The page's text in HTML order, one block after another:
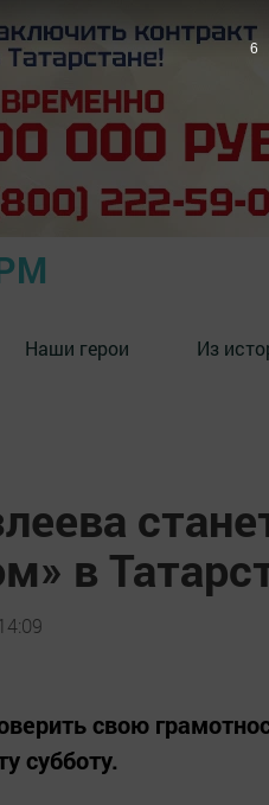
Наши герои Из
в
свою
субботу.
5